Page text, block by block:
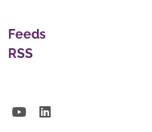
Feeds
RSS